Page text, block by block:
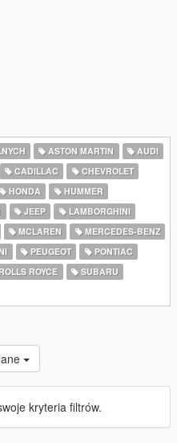
ASTON MARTIN
AUDI
CADILLAC
CHEVROLET
HONDA
HUMMER
JEEP
LAMBORGHINI
MCLAREN
MERCEDES-BENZ
PEUGEOT
PONTIAC
ROYCE
SUBARU
kryteria filtrów.